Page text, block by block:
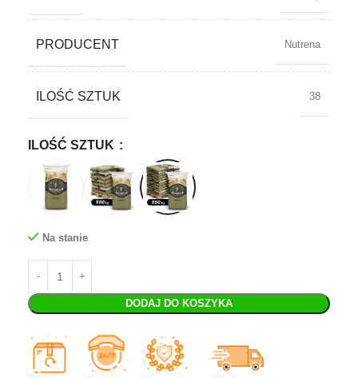
PRODUCENT Nutrena
ILOŚĆ SZTUK 38
ILOŚĆ SZTUK
Na stanie
DODAJ DO KOSZYKA